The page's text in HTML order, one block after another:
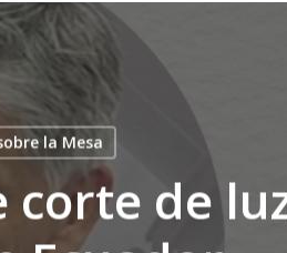
la Mesa
corte de